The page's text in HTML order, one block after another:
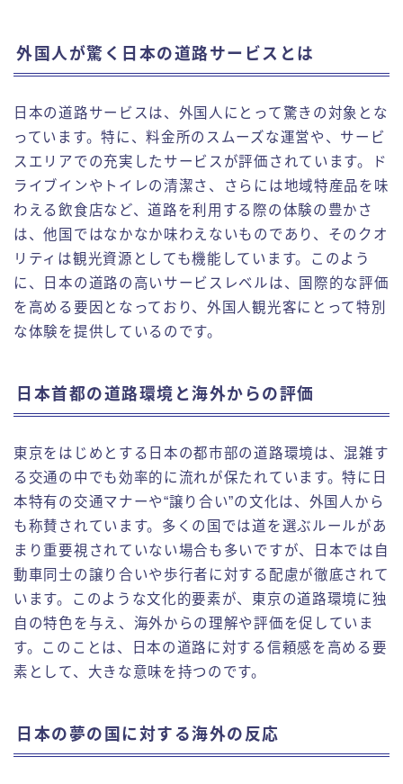
外国人が驚く日本の道路サービスとは
日本の道路サービスは、外国人にとって驚きの対象とな
っています。特に、料金所のスムーズな運営や、サービ
スエリアでの充実したサービスが評価されています。ド
ライブインやトイレの清潔さ、さらには地域特産品を味
わえる飲食店など、道路を利用する際の体験の豊かさ
は、他国ではなかなか味わえないものであり、そのクオ
リティは観光資源としても機能しています。このよう
に、日本の道路の高いサービスレベルは、国際的な評価
を高める要因となっており、外国人観光客にとって特別
な体験を提供しているのです。
日本首都の道路環境と海外からの評価
東京をはじめとする日本の都市部の道路環境は、混雑す
る交通の中でも効率的に流れが保たれています。特に日
本特有の交通マナーや“譲り合い”の文化は、外国人から
も称賛されています。多くの国では道を選ぶルールがあ
まり重要視されていない場合も多いですが、日本では自
動車同士の譲り合いや歩行者に対する配慮が徹底されて
います。このような文化的要素が、東京の道路環境に独
自の特色を与え、海外からの理解や評価を促していま
す。このことは、日本の道路に対する信頼感を高める要
素として、大きな意味を持つのです。
日本の夢の国に対する海外の反応